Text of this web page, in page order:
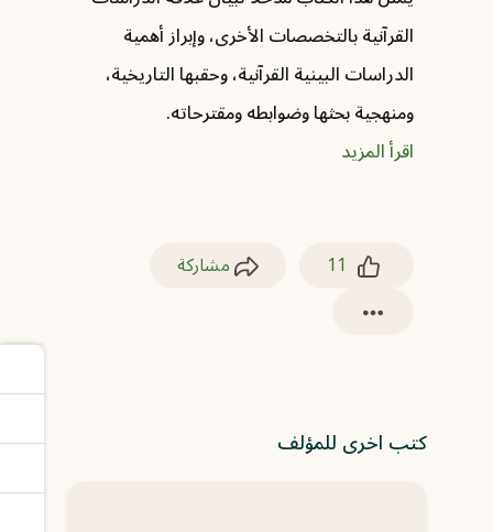
القرآنية بالتخصصات الأخرى، وإبراز أهمية
الدراسات البينية القرآنية، وحقبها التاريخية،
ومنهجية بحثها وضوابطه ومقترحاته.
اقرأ المزيد
11 مشاركة
كتب اخرى للمؤلف